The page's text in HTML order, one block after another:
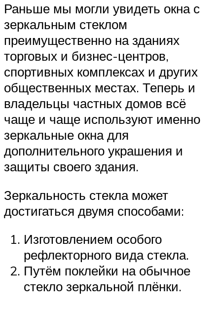
Раньше мы могли увидеть окна с
зеркальным стеклом
преимущественно на зданиях
торговых и бизнес-центров,
спортивных комплексах и других
общественных местах. Теперь и
владельцы частных домов всё
чаще и чаще используют именно
зеркальные окна для
дополнительного украшения и
защиты своего здания.
Зеркальность стекла может
достигаться двумя способами:
Изготовлением особого
рефлекторного вида стекла.
Путём поклейки на обычное
стекло зеркальной плёнки.